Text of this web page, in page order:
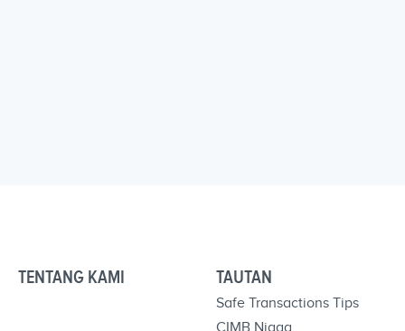
TENTANG KAMI TAUTAN
Safe Transactions Tips
CIMB Niaga